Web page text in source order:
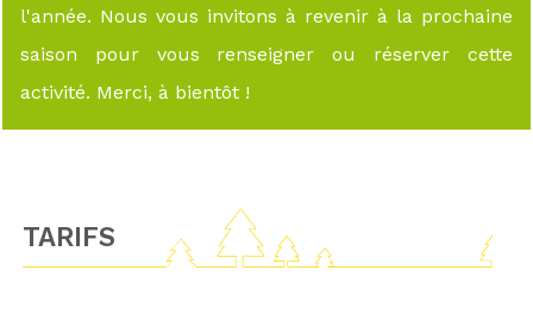
l'année. Nous vous invitons à revenir à la prochaine
saison pour vous renseigner ou réserver cette
activité. Merci, à bientôt !
TARIFS